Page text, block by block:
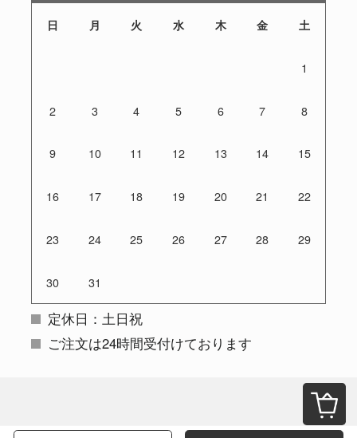
日 月 火 水 木 金 土
1
2 3 4 5 6 7 8
9 10 11 12 13 14 15
16 17 18 19 20 21 22
23 24 25 26 27 28 29
30 31
定休日：土日祝
ご注文は24時間受付けております